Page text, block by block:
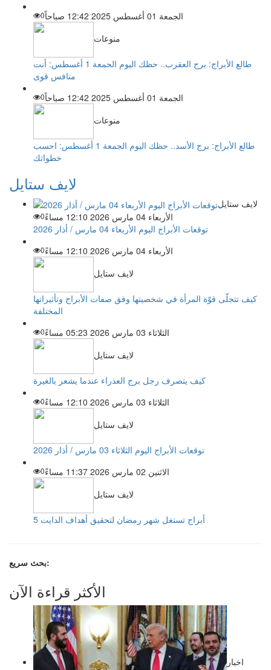
الجمعة 01 أغسطس 2025 12:42 صباحاً
0
منوعات
طالع الأبراج: برج العقرب.. حظك اليوم الجمعة 1 أغسطس: أنت
منافس قوى
الجمعة 01 أغسطس 2025 12:42 صباحاً
0
منوعات
طالع الأبراج: برج الأسد.. حظك اليوم الجمعة 1 أغسطس: احسب
خطواتك
لايف ستايل
لايف ستايل
الأربعاء 04 مارس 2026 12:10 مساءً
0
توقعات الأبراج اليوم الأربعاء 04 مارس / أذار 2026
الأربعاء 04 مارس 2026 12:10 مساءً
0
لايف ستايل
كيف تتجلّى قوّة المرأة في شخصيتها وفق صفات الأبراج وتأثيراتها
المختلفة
الثلاثاء 03 مارس 2026 05:23 مساءً
0
لايف ستايل
كيف يتصرف رجل برج العذراء عندما يشعر بالغيرة
الثلاثاء 03 مارس 2026 12:10 مساءً
0
لايف ستايل
توقعات الأبراج اليوم الثلاثاء 03 مارس / أذار 2026
الاثنين 02 مارس 2026 11:37 مساءً
0
لايف ستايل
5 أبراج تستغل شهر رمضان لتحقيق أهداف الدايت
بحث سريع:
الأكثر قراءة الآن
اخبار